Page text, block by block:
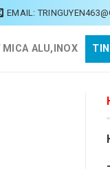
EMAIL:
MICA ALU,INOX